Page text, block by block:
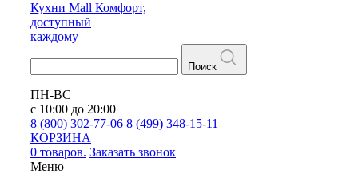
Кухни Mall Комфорт,
доступный
каждому
Поиск
ПН-ВС
с 10:00 до 20:00
8 (800) 302-77-06 8 (499) 348-15-11
КОРЗИНА
0 товаров. Заказать звонок
Меню